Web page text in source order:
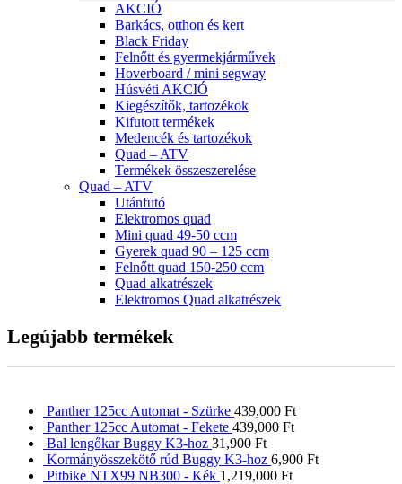
AKCIÓ
Barkács, otthon és kert
Black Friday
Felnőtt és gyermekjárművek
Hoverboard / mini segway
Húsvéti AKCIÓ
Kiegészítők, tartozékok
Kifutott termékek
Medencék és tartozékok
Quad – ATV
Termékek összeszerelése
Quad – ATV
Utánfutó
Elektromos quad
Mini quad 49-50 ccm
Gyerek quad 90 – 125 ccm
Felnőtt quad 150-250 ccm
Quad alkatrészek
Elektromos Quad alkatrészek
Legújabb termékek
Panther 125cc Automat - Szürke 439,000 Ft
Panther 125cc Automat - Fekete 439,000 Ft
Bal lengőkar Buggy K3-hoz 31,900 Ft
Kormányösszekötő rúd Buggy K3-hoz 6,900 Ft
Pitbike NTX99 NB300 - Kék 1,219,000 Ft